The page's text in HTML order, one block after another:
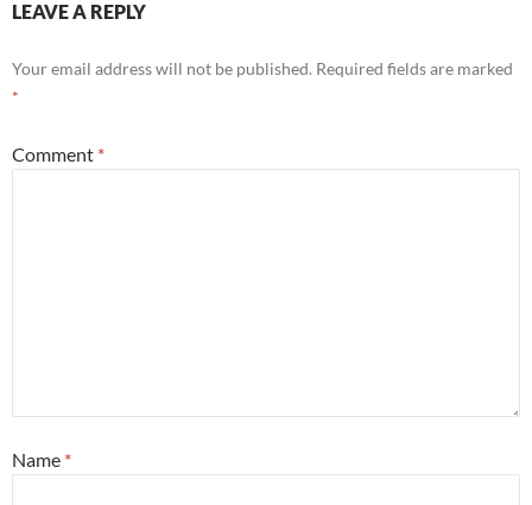
LEAVE A REPLY
Your email address will not be published. Required fields are marked
*
Comment *
Name *